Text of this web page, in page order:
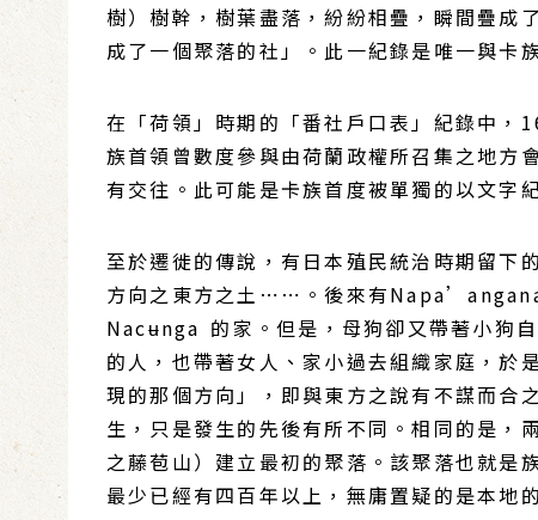
樹）樹幹，樹葉盡落，紛紛相疊，瞬間疊
成了一個聚落的社」。此一紀錄是唯一與卡
在「荷領」時期的「番社戶口表」紀錄中
族首領曾數度參與由荷蘭政權所召集之地
有交往。此可能是卡族首度被單獨的以文字
至於遷徙的傳說，有日本殖民統治時期留
方向之東方之土⋯⋯。後來有
Nacʉnga 的家。但是，母狗卻又帶著小狗
的人，也帶著女人、家小過去組織家庭，於
現的那個方向」，即與東方之說有不謀而合
生，只是發生的先後有所不同。相同的是
之藤苞山）建立最初的聚落。該聚落也就是
最少已經有四百年以上，無庸置疑的是本地